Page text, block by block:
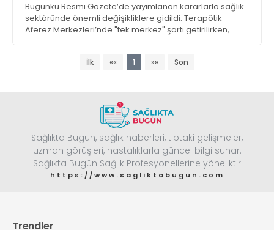
Bugünkü Resmi Gazete’de yayımlanan kararlarla sağlık
sektöründe önemli değişikliklere gidildi. Terapötik
Aferez Merkezleri’nde "tek merkez" şartı getirilirken,
Güvenliği (İSG) eğitimleri tamamen yenilendi
İlk «« 1 »» Son
Sağlıkta Bugün, sağlık haberleri, tıptaki gelişmeler,
uzman görüşleri, hastalıklarla güncel bilgi sunar.
Sağlıkta Bugün Sağlık Profesyonellerine yöneliktir
https://www.sagliktabugun.com
Trendler